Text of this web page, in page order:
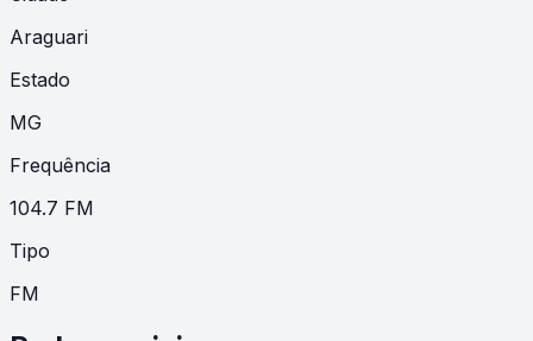
Araguari
Estado
MG
Frequência
104.7 FM
Tipo
FM